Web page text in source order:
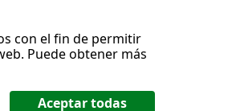
con el fin de permitir
Puede obtener más